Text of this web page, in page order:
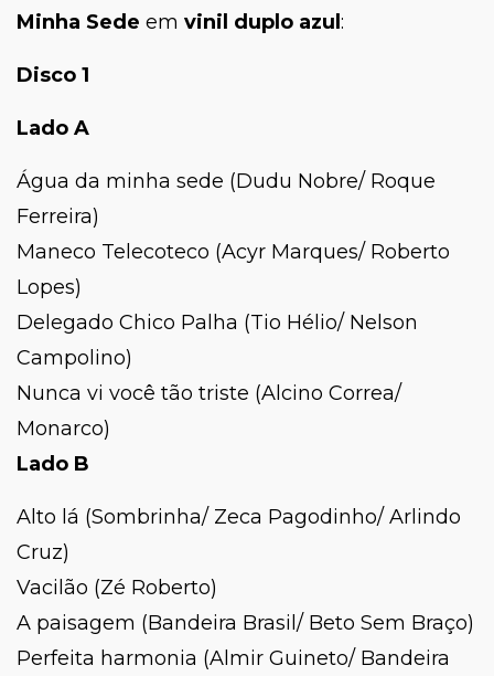
Minha Sede em vinil duplo azul :
Disco 1
Lado A
Água da minha sede (Dudu Nobre/ Roque
Ferreira)
Maneco Telecoteco (Acyr Marques/ Roberto
Lopes)
Delegado Chico Palha (Tio Hélio/ Nelson
Campolino)
Nunca vi você tão triste (Alcino Correa/
Monarco)
Lado B
Alto lá (Sombrinha/ Zeca Pagodinho/ Arlindo
Cruz)
Vacilão (Zé Roberto)
A paisagem (Bandeira Brasil/ Beto Sem Braço)
Perfeita harmonia (Almir Guineto/ Bandeira